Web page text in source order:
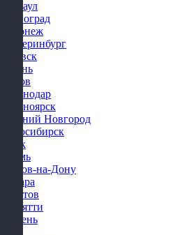
Барнаул
Волгоград
Воронеж
Екатеринбург
Ижевск
Казань
Киров
Краснодар
Красноярск
Нижний Новгород
Новосибирск
Омск
Пермь
Ростов-на-Дону
Самара
Саратов
Тольятти
Тюмень